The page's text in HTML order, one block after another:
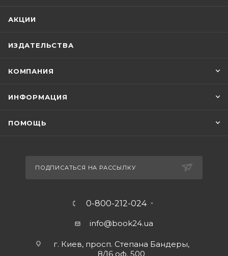
АКЦИИ
ИЗДАТЕЛЬСТВА
КОМПАНИЯ
ИНФОРМАЦИЯ
ПОМОЩЬ
ПОДПИСАТЬСЯ НА РАССЫЛКУ
0-800-212-024
info@book24.ua
г. Киев, просп. Степана Бандеры,
8/16 оф. 500